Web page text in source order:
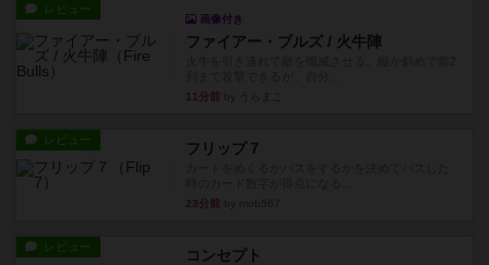
レビュー
画像付き
ファイアー・ブルズ / 火牛陣
11分前
レビュー フリップ７
23分前
レビュー コンセプト